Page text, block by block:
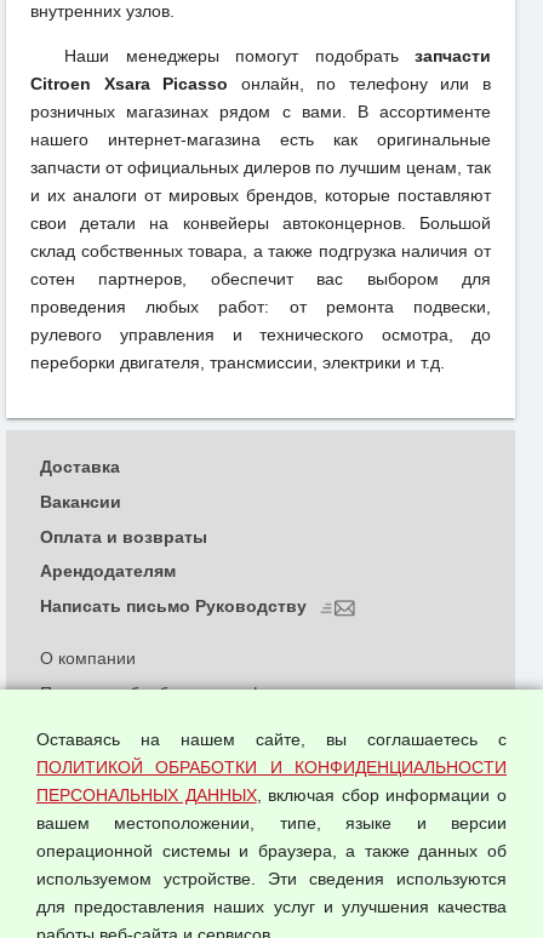
внутренних узлов.
Наши менеджеры помогут подобрать запчасти
Citroen Xsara Picasso онлайн, по телефону или в
розничных магазинах рядом с вами. В ассортименте
нашего интернет-магазина есть как оригинальные
запчасти от официальных дилеров по лучшим ценам, так
и их аналоги от мировых брендов, которые поставляют
свои детали на конвейеры автоконцернов. Большой
склад собственных товара, а также подгрузка наличия от
сотен партнеров, обеспечит вас выбором для
проведения любых работ: от ремонта подвески,
рулевого управления и технического осмотра, до
переборки двигателя, трансмиссии, электрики и т.д.
© 2026 ООО "Феникс"
О компании
Политика обработки и конфиденциальности
Согласием на обработку персональных данных
Оферта оптовой купли-продажи
Публичная оферта
Доставка
Вакансии
Оплата и возвраты
Арендодателям
Написать письмо Руководству
Оставаясь на нашем сайте, вы соглашаетесь с
ПОЛИТИКОЙ ОБРАБОТКИ И КОНФИДЕНЦИАЛЬНОСТИ
ПЕРСОНАЛЬНЫХ ДАННЫХ, включая сбор информации о
вашем местоположении, типе, языке и версии
операционной системы и браузера, а также данных об
используемом устройстве. Эти сведения используются
для предоставления наших услуг и улучшения качества